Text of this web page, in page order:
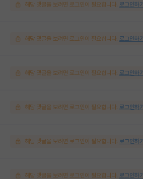
해당 댓글을 보려면 로그인이 필요합니다. 로그인하기
해당 댓글을 보려면 로그인이 필요합니다. 로그인하기
해당 댓글을 보려면 로그인이 필요합니다. 로그인하기
해당 댓글을 보려면 로그인이 필요합니다. 로그인하기
해당 댓글을 보려면 로그인이 필요합니다. 로그인하기
해당 댓글을 보려면 로그인이 필요합니다. 로그인하기